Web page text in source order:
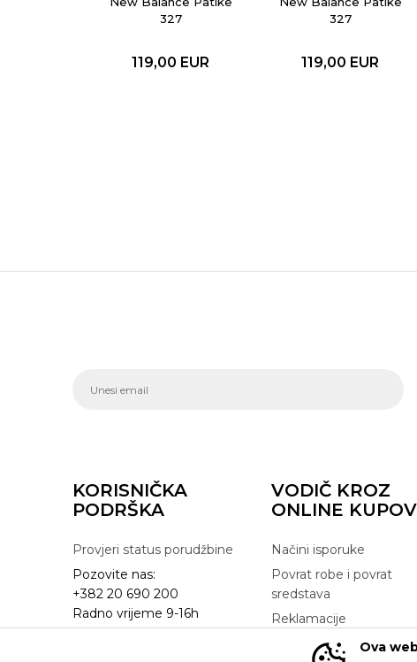
327
119,00 EUR
327
119,00 EUR
KORISNIČKA
PODRŠKA
Provjeri status porudžbine
Pozovite nas:
+382 20 690 200
Radno vrijeme 9-16h
online@buzzsneakers.me
VODIČ KROZ
ONLINE
Načini isporuke
Povrat robe i povrat
sredstava
Reklamacije
Zamjena artiklaOva